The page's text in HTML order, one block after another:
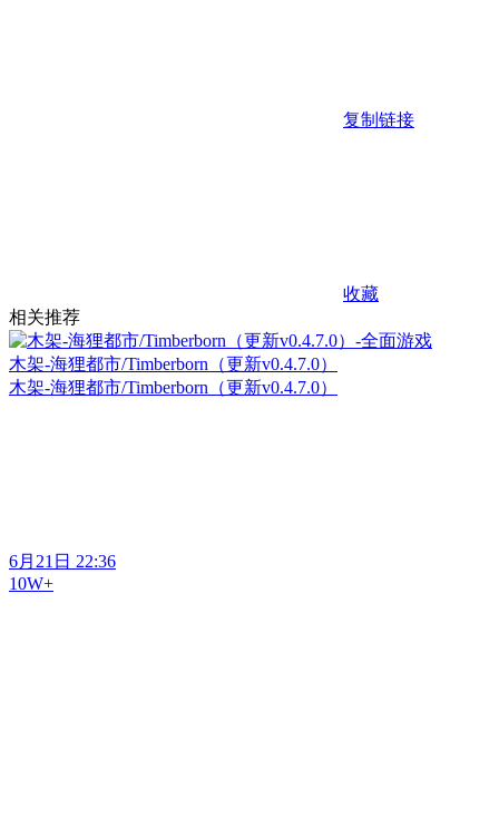
复制链接
收藏
相关推荐
木架-海狸都市/Timberborn（更新v0.4.7.0）
木架-海狸都市/Timberborn（更新v0.4.7.0）
6月21日 22:36
10W+